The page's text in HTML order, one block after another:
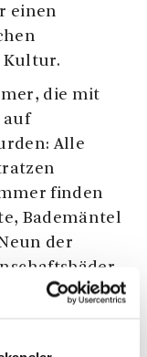
einen
Kultur.
die mit
auf
Alle
finden
Bademäntel
der
Fjordluft und